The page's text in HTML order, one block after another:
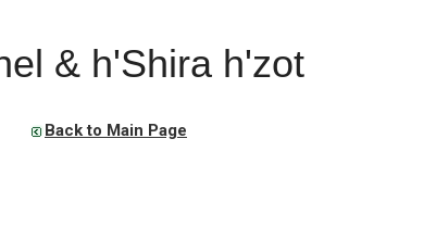
& h'Shira h'zot
Back to Main Page